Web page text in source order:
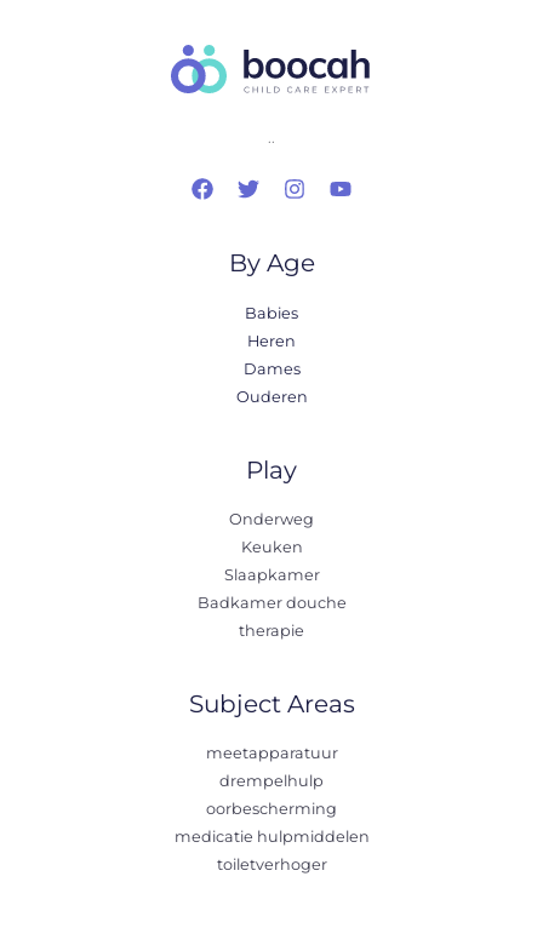
..
By Age
Babies
Heren
Dames
Ouderen
Play
Onderweg
Keuken
Slaapkamer
Badkamer douche
therapie
Subject Areas
meetapparatuur
drempelhulp
oorbescherming
medicatie hulpmiddelen
toiletverhoger